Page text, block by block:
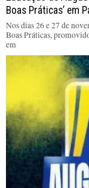
Boas Práticas’ em
Nos dias 26 e 27 de
Boas Práticas,
em